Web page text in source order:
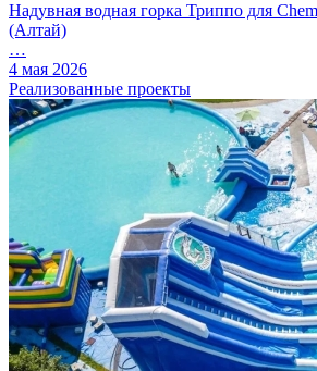
Надувная водная горка Триппо для
(Алтай)
…
4 мая 2026
Реализованные проекты